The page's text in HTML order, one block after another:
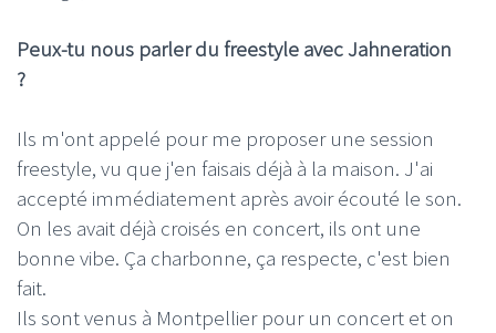
Peux-tu nous parler du freestyle avec Jahneration
?
Ils m'ont appelé pour me proposer une session
freestyle, vu que j'en faisais déjà à la maison. J'ai
accepté immédiatement après avoir écouté le son.
On les avait déjà croisés en concert, ils ont une
bonne vibe. Ça charbonne, ça respecte, c'est bien
fait.
Ils sont venus à Montpellier pour un concert et on